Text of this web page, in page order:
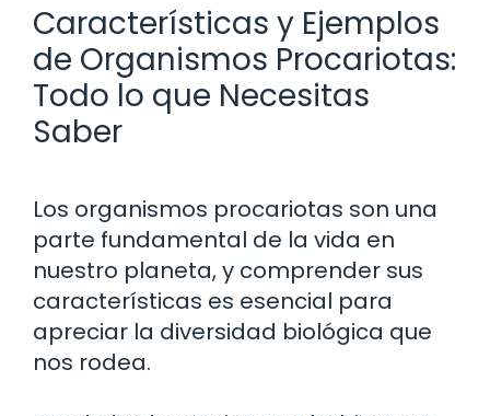
Características y Ejemplos
de Organismos Procariotas:
Todo lo que Necesitas
Saber
Los organismos procariotas son una
parte fundamental de la vida en
nuestro planeta, y comprender sus
características es esencial para
apreciar la diversidad biológica que
nos rodea.